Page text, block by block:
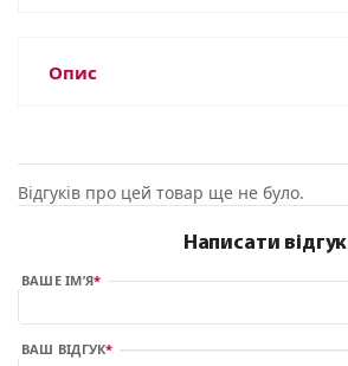
Опис
Відгуків про цей товар ще не було.
Написати відгук
ВАШЕ ІМ’Я
ВАШ ВІДГУК